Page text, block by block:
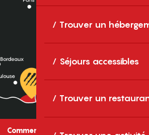
Trouver un
Séjours accessibles
Trouver un
Comment venir ?